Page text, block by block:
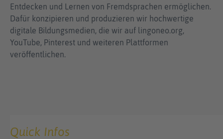
Entdecken und Lernen von Fremdsprachen ermöglichen.
Dafür konzipieren und produzieren wir hochwertige
digitale Bildungsmedien, die wir auf lingoneo.org,
YouTube, Pinterest und weiteren Plattformen
veröffentlichen.
Quick Infos